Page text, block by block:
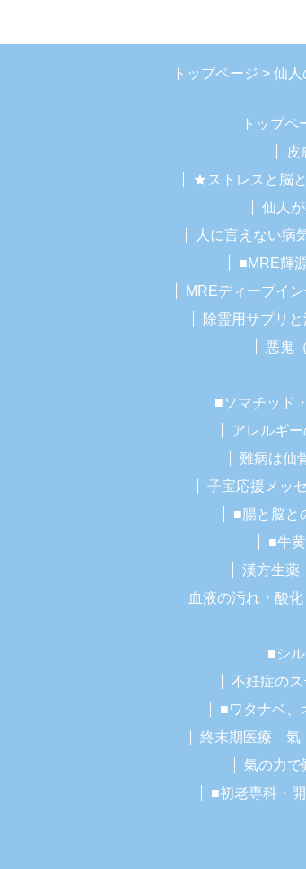
トップページ 仙人
トップペ
皮
★ストレスと脳と
仙人
人に言えない病
■MRE輝
MREディープイ
除霊用サプリ
悪鬼
■ソマチッド
アレルギー
難病は仙
子宝応援メッ
■腸と脳と
■牛
漢方生薬
血液の汚れ・酸化
■シ
不妊症の
■ワタナベ、
終末期医療 氣
氣の力で
■初老専科・